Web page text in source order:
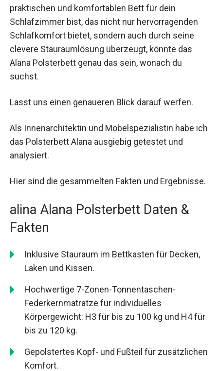
praktischen und komfortablen Bett für dein
Schlafzimmer bist, das nicht nur hervorragenden
Schlafkomfort bietet, sondern auch durch seine
clevere Stauraumlösung überzeugt, könnte das
Alana Polsterbett genau das sein, wonach du
suchst.
Lasst uns einen genaueren Blick darauf werfen.
Als Innenarchitektin und Möbelspezialistin habe ich
das Polsterbett Alana ausgiebig getestet und
analysiert.
Hier sind die gesammelten Fakten und Ergebnisse.
alina Alana Polsterbett Daten &
Fakten
Inklusive Stauraum im Bettkasten für Decken,
Laken und Kissen.
Hochwertige 7-Zonen-Tonnentaschen-
Federkernmatratze für individuelles
Körpergewicht: H3 für bis zu 100 kg und H4 für
bis zu 120 kg.
Gepolstertes Kopf- und Fußteil für zusätzlichen
Komfort.